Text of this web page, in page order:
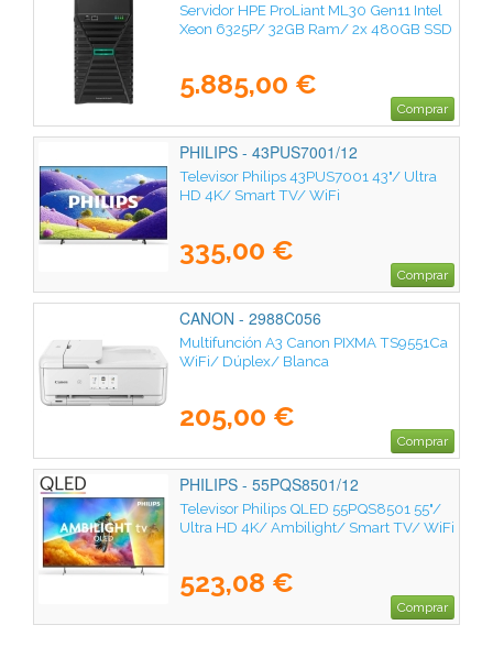
P87464-425
Servidor HPE ProLiant ML30 Gen11 Intel
Xeon 6325P/ 32GB Ram/ 2x 480GB SSD
5.885,00 €
Comprar
PHILIPS - 43PUS7001/12
Televisor Philips 43PUS7001 43"/ Ultra
HD 4K/ Smart TV/ WiFi
335,00 €
Comprar
CANON - 2988C056
Multifunción A3 Canon PIXMA TS9551Ca
WiFi/ Dúplex/ Blanca
205,00 €
Comprar
PHILIPS - 55PQS8501/12
Televisor Philips QLED 55PQS8501 55"/
Ultra HD 4K/ Ambilight/ Smart TV/ WiFi
523,08 €
Comprar